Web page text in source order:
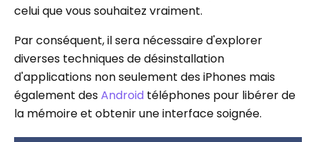
celui que vous souhaitez vraiment.
Par conséquent, il sera nécessaire d'explorer
diverses techniques de désinstallation
d'applications non seulement des iPhones mais
également desAndroid téléphones pour libérer de
la mémoire et obtenir une interface soignée.